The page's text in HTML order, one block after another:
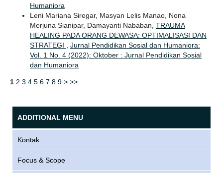
Humaniora
Leni Mariana Siregar, Masyan Lelis Manao, Nona
Merjuna Sianipar, Damayanti Nababan, TRAUMA
HEALING PADA ORANG DEWASA: OPTIMALISASI DAN
STRATEGI
Jurnal Pendidikan Sosial dan Humaniora:
Vol. 1 No. 4 (2022): Oktober : Jurnal Pendidikan Sosial
dan Humaniora
1 2 3 4 5 6 7 8 9 > >>
ADDITIONAL MENU
Kontak
Focus & Scope